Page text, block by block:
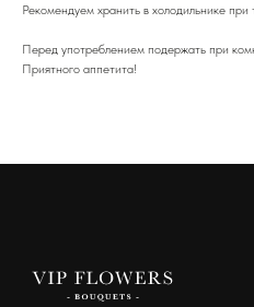
Рекомендуем хранить в холодильнике
Перед употреблением подержать при
Приятного аппетита!